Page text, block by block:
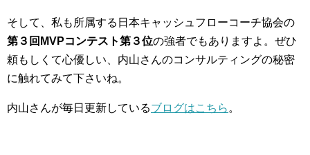
そして、私も所属する日本キャッシュフローコーチ協会の
第３回MVPコンテスト第３位の強者でもありますよ。ぜひ
頼もしくて心優しい、内山さんのコンサルティングの秘密
に触れてみて下さいね。
内山さんが毎日更新しているブログはこちら 。